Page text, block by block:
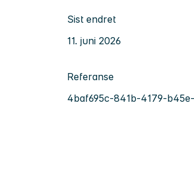
Sist endret
11. juni 2026
Referanse
4baf695c-841b-4179-